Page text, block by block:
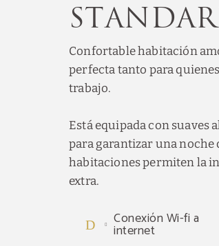
Confortable habitación
perfecta tanto para
trabajo.
Está equipada con suaves
para garantizar una noche
habitaciones permiten la
extra.
Conexión Wi-fi a
internet